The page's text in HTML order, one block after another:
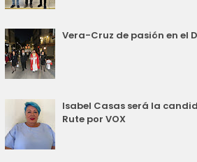
Vera-Cruz de pasión en el
Isabel Casas será la
Rute por VOX